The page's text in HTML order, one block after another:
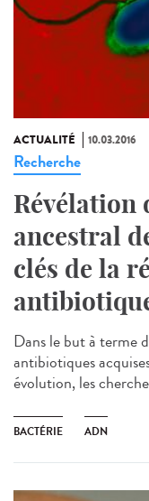
ACTUALITÉ 10.03.2016
Recherche
Révélation
ancestral
clés de la
Dans le but à terme
antibiotiques
évolution, les
BACTÉRIE ADN